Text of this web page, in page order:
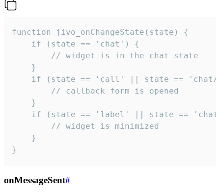
function jivo_onChangeState(state) {
    if (state == 'chat') {
        // widget is in the chat state
    }
if (state == 'call' || state ==
        // callback form is opened
    }
if (state == 'label' || state ==
        // widget is minimized
    }
}
onMessageSent#